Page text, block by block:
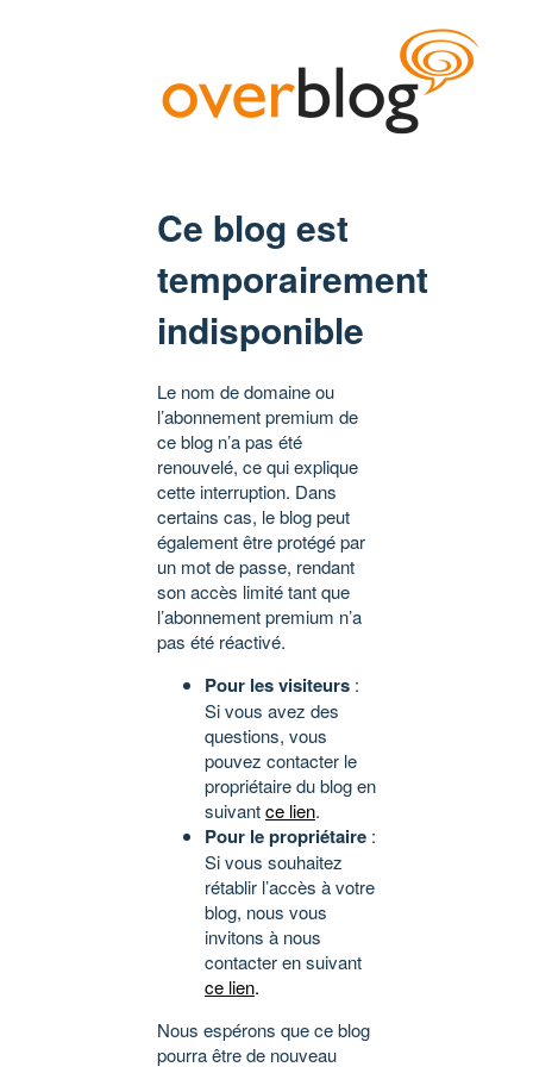
Ce blog est
temporairement
indisponible
Le nom de domaine ou
l’abonnement premium de
ce blog n’a pas été
renouvelé, ce qui explique
cette interruption. Dans
certains cas, le blog peut
également être protégé par
un mot de passe, rendant
son accès limité tant que
l’abonnement premium n’a
pas été réactivé.
Pour les visiteurs :
Si vous avez des
questions, vous
pouvez contacter le
propriétaire du blog en
suivantce lien.
Pour le propriétaire :
Si vous souhaitez
rétablir l’accès à votre
blog, nous vous
invitons à nous
contacter en suivant
ce lien.
Nous espérons que ce blog
pourra être de nouveau